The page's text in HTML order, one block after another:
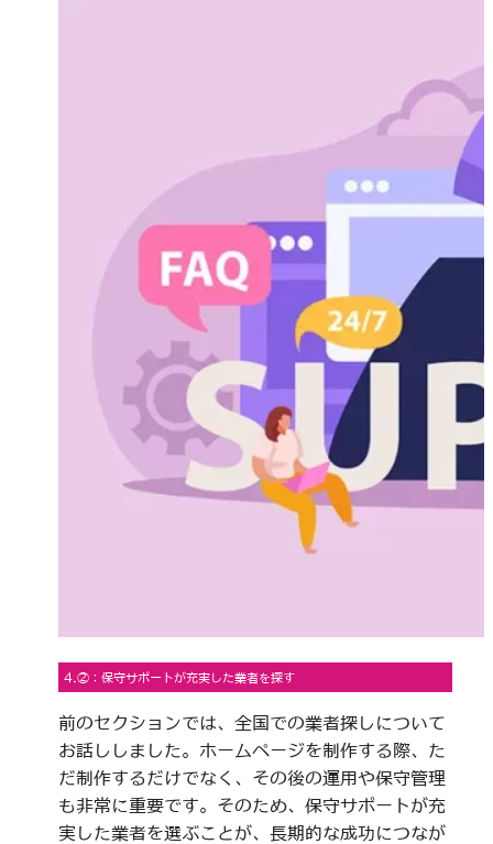
4.②：保守サポートが充実した業者を探す
前のセクションでは、全国での業者探しについて
お話ししました。ホームページを制作する際、た
だ制作するだけでなく、その後の運用や保守管理
も非常に重要です。そのため、保守サポートが充
実した業者を選ぶことが、長期的な成功につなが